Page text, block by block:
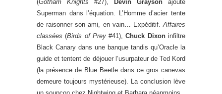
(Gotham Knights #27), Devin Grayson ajoute
Superman dans l’équation. L’Homme d’acier tente
de raisonner son ami, en vain… Expéditif.Affaires
classées (Birds of Prey#41),Chuck Dixoninfiltre
Black Canary dans une banque tandis qu’Oracle la
guide et tentent de déjouer l’usurpateur de Ted Kord
(la présence de Blue Beetle dans ce gros canevas
demeure toujours mystérieuse). La conclusion lève